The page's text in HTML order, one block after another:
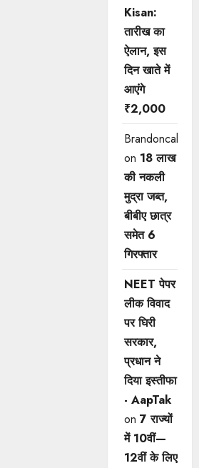
Kisan:
तारीख का
ऐलान, इस
दिन खाते में
आएंगे
₹2,000
Brandoncah
on 18 लाख
की नकली
मुद्रा जब्त,
बीबीए छात्र
समेत 6
गिरफ्तार
NEET पेपर
लीक विवाद
पर घिरी
सरकार,
प्रधान ने
दिया इस्तीफा
- AapTak
on 7 राज्यों
में 10वीं—
12वीं ​के लिए